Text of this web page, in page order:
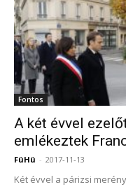
Fontos
A két évvel
emlékeztek
FüHü - 2017-11-13
Két évvel a párizsi